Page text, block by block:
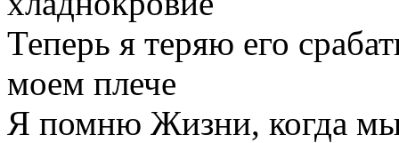
Теперь я теряю его
моем плече
Я помню Жизни, когда